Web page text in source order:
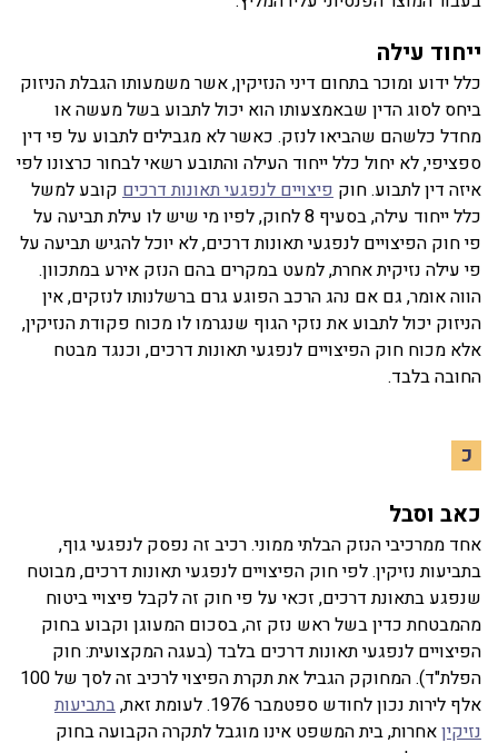
ייחוד עילה
כלל ידוע ומוכר בתחום דיני הנזיקין, אשר משמעותו הגבלת הניזוק
ביחס לסוג הדין שבאמצעותו הוא יכול לתבוע בשל מעשה או
מחדל כלשהם שהביאו לנזק. כאשר לא מגבילים לתבוע על פי דין
ספציפי, לא יחול כלל ייחוד העילה והתובע רשאי לבחור כרצונו לפי
איזה דין לתבוע. חוק פיצויים לנפגעי תאונות דרכים קובע למשל
כלל ייחוד עילה, בסעיף 8 לחוק, לפיו מי שיש לו עילת תביעה על
פי חוק הפיצויים לנפגעי תאונות דרכים, לא יוכל להגיש תביעה על
פי עילה נזיקית אחרת, למעט במקרים בהם הנזק אירע במתכוון.
הווה אומר, גם אם נהג הרכב הפוגע גרם ברשלנותו לנזקים, אין
הניזוק יכול לתבוע את נזקי הגוף שנגרמו לו מכוח פקודת הנזיקין,
אלא מכוח חוק הפיצויים לנפגעי תאונות דרכים, וכנגד מבטח
החובה בלבד.
כ
כאב וסבל
אחד ממרכיבי הנזק הבלתי ממוני. רכיב זה נפסק לנפגעי גוף,
בתביעות נזיקין. לפי חוק הפיצויים לנפגעי תאונות דרכים, מבוטח
שנפגע בתאונת דרכים, זכאי על פי חוק זה לקבל פיצויי ביטוח
מהמבטחת כדין בשל ראש נזק זה, בסכום המעוגן וקבוע בחוק
הפיצויים לנפגעי תאונות דרכים בלבד (בעגה המקצועית: חוק
הפלת"ד). המחוקק הגביל את תקרת הפיצוי לרכיב זה לסך של 100
אלף לירות נכון לחודש ספטמבר 1976. לעומת זאת,
בתביעות
נזיקיןאחרות, בית המשפט אינו מוגבל לתקרה הקבועה בחוק